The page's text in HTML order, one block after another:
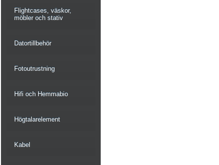
Flightcases, väskor,
möbler och stativ
Datortillbehör
Fotoutrustning
Hifi och Hemmabio
Högtalarelement
Kabel